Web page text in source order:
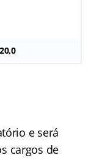
20,0
e será
cargos de